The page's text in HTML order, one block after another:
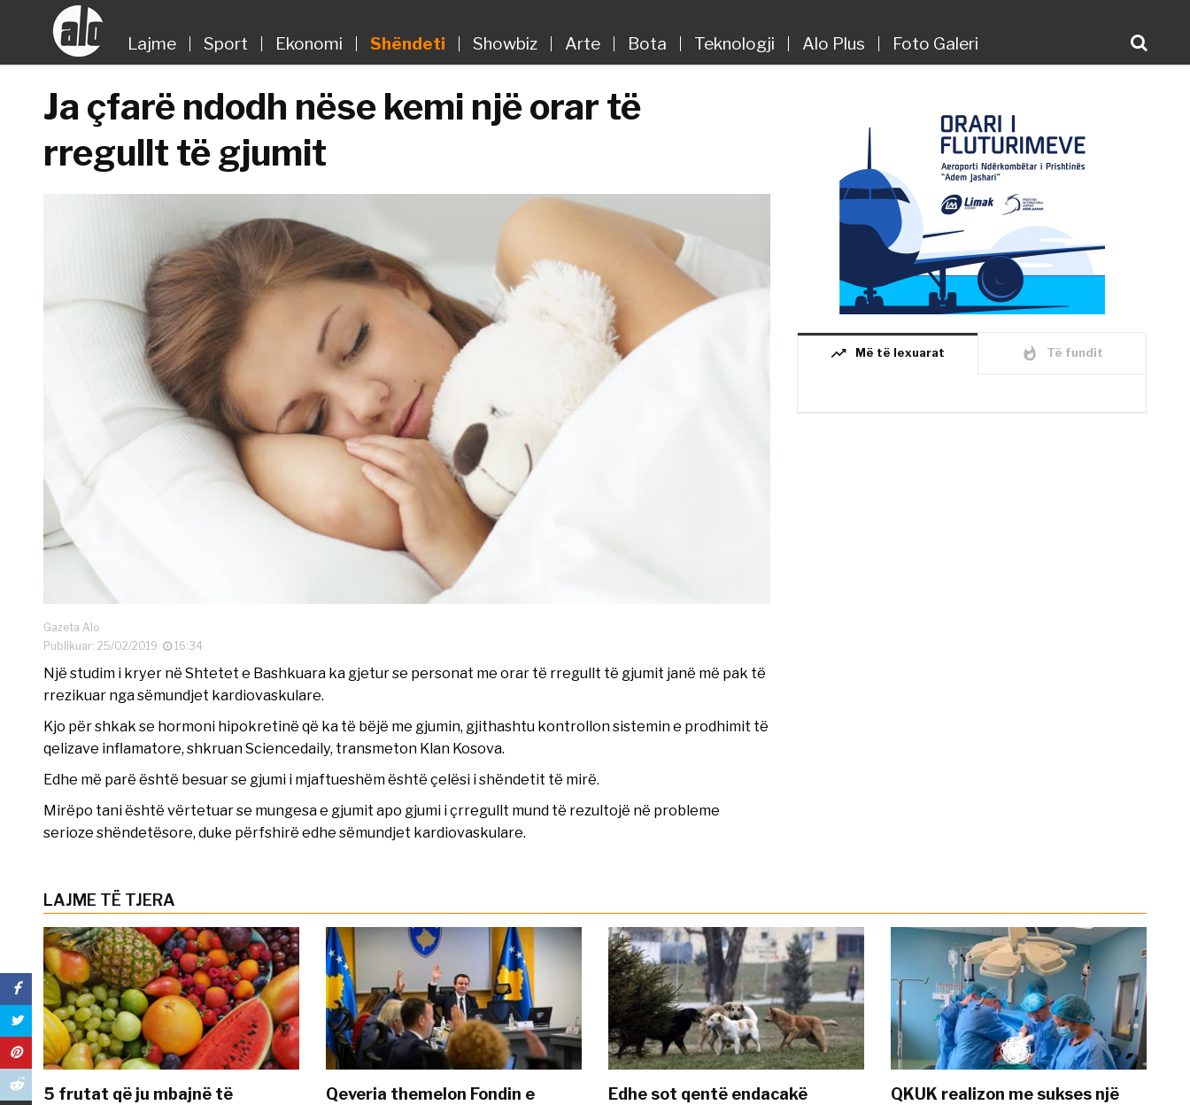
Lajme Sport Ekonomi Shëndeti Showbiz Arte Bota Teknologji Alo Plus Foto Galeri
Ja çfarë ndodh nëse kemi një orar të
rregullt të gjumit
Gazeta Alo
Publikuar: 25/02/2019
16:34
Një studim i kryer në Shtetet e Bashkuara ka gjetur se personat me orar të rregullt të gjumit janë më pak të
rrezikuar nga sëmundjet kardiovaskulare.
Kjo për shkak se hormoni hipokretinë që ka të bëjë me gjumin, gjithashtu kontrollon sistemin e prodhimit të
qelizave inflamatore, shkruan Sciencedaily, transmeton Klan Kosova.
Edhe më parë është besuar se gjumi i mjaftueshëm është çelësi i shëndetit të mirë.
Mirëpo tani është vërtetuar se mungesa e gjumit apo gjumi i çrregullt mund të rezultojë në probleme
serioze shëndetësore, duke përfshirë edhe sëmundjet kardiovaskulare.
trending_up Më të lexuarat whatshot Të fundit
LAJME TË TJERA
5 frutat që ju mbajnë të
Qeveria themelon Fondin e
Edhe sot qentë endacakë
QKUK realizon me sukses një